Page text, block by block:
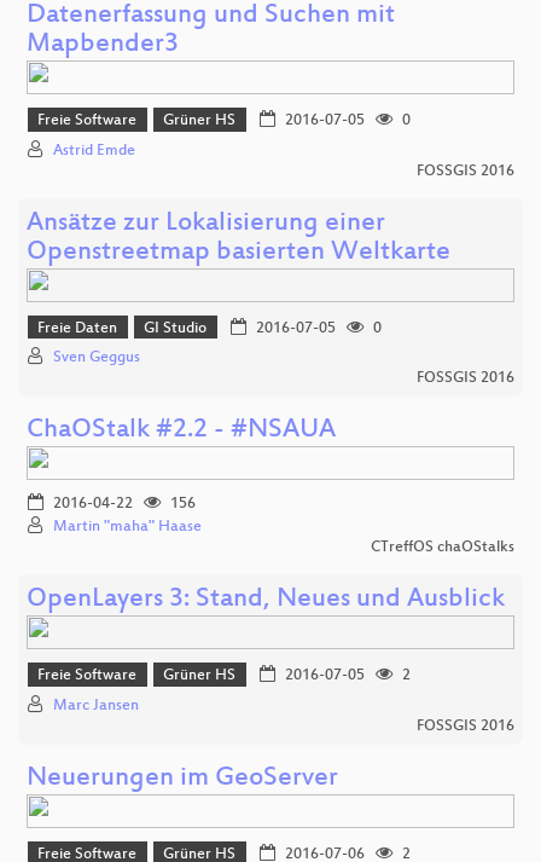
Datenerfassung und Suchen mit
Mapbender3
Freie Software Grüner HS 2016-07-05
0
Astrid Emde
FOSSGIS 2016
Ansätze zur Lokalisierung einer
Openstreetmap basierten Weltkarte
Freie Daten GI Studio 2016-07-05
0
Sven Geggus
FOSSGIS 2016
ChaOStalk #2.2 - #NSAUA
2016-04-22
156
Martin "maha" Haase
CTreffOS chaOStalks
OpenLayers 3: Stand, Neues und Ausblick
Freie Software Grüner HS 2016-07-05
2
Marc Jansen
FOSSGIS 2016
Neuerungen im GeoServer
Freie Software Grüner HS 2016-07-06 2